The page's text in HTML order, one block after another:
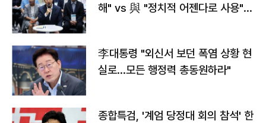
해" vs 與 "정치적 어젠다로 사용"
李대통령 "외신서 보던 폭염 상황 현
실로…모든 행정력 총동원하라"
종합특검, '계엄 당정대 회의 참석' 한